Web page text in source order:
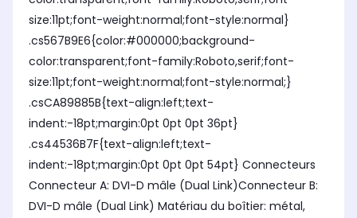
size:11pt;font-weight:normal;font-style:normal}
.cs567B9E6{color:#000000;background-
color:transparent;font-family:Roboto,serif;font-
size:11pt;font-weight:normal;font-style:normal;}
.csCA89885B{text-align:left;text-
indent:-18pt;margin:0pt 0pt 0pt 36pt}
.cs44536B7F{text-align:left;text-
indent:-18pt;margin:0pt 0pt 0pt 54pt} Connecteurs
Connecteur A: DVI-D mâle (Dual Link)Connecteur B:
DVI-D mâle (Dual Link) Matériau du boîtier: métal,